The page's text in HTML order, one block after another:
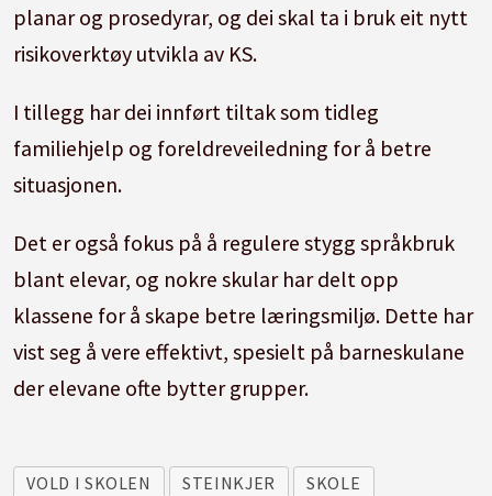
planar og prosedyrar, og dei skal ta i bruk eit nytt
risikoverktøy utvikla av KS.
I tillegg har dei innført tiltak som tidleg
familiehjelp og foreldreveiledning for å betre
situasjonen.
Det er også fokus på å regulere stygg språkbruk
blant elevar, og nokre skular har delt opp
klassene for å skape betre læringsmiljø. Dette har
vist seg å vere effektivt, spesielt på barneskulane
der elevane ofte bytter grupper.
VOLD I SKOLEN STEINKJER SKOLE